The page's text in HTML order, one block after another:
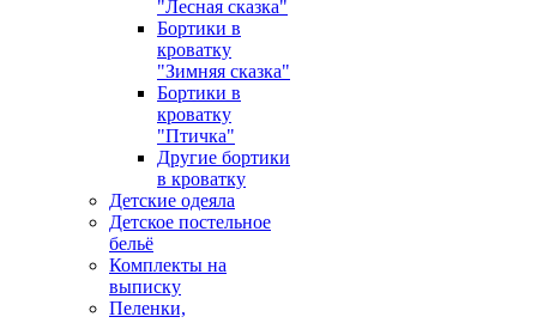
"Лесная сказка"
Бортики в
кроватку
"Зимняя сказка"
Бортики в
кроватку
"Птичка"
Другие бортики
в кроватку
Детские одеяла
Детское постельное
бельё
Комплекты на
выписку
Пеленки,